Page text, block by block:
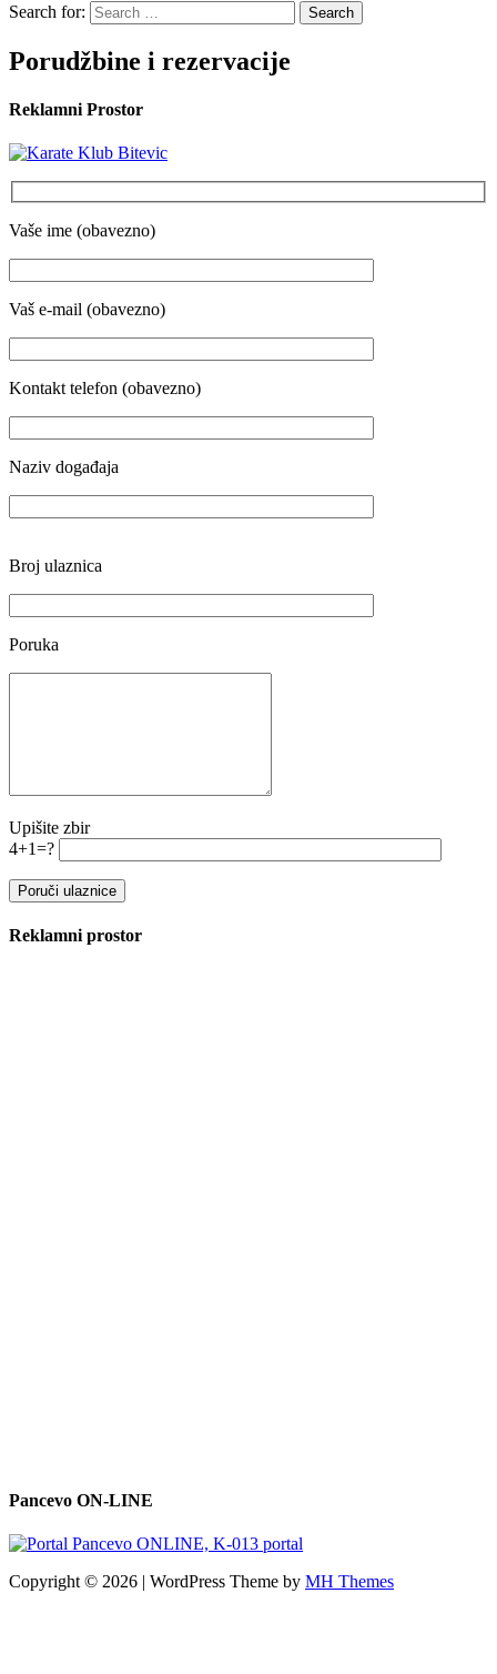
Search for:
Porudžbine i rezervacije
Reklamni Prostor
Vaše ime (obavezno)
Vaš e-mail (obavezno)
Kontakt telefon (obavezno)
Naziv događaja
Broj ulaznica
Poruka
Upišite zbir
4+1=?
Reklamni prostor
Pancevo ON-LINE
Copyright © 2026 | WordPress Theme by MH Themes